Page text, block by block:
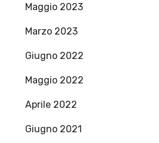
Maggio 2023
Marzo 2023
Giugno 2022
Maggio 2022
Aprile 2022
Giugno 2021